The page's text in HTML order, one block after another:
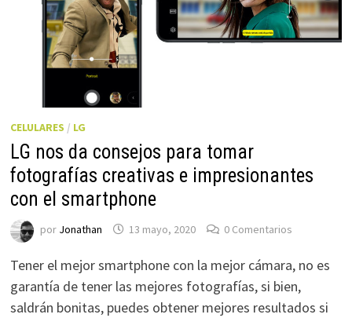
CELULARES / LG
LG nos da consejos para tomar
fotografías creativas e impresionantes
con el smartphone
por Jonathan 13 mayo, 2020 0 Comentarios
Tener el mejor smartphone con la mejor cámara, no es
garantía de tener las mejores fotografías, si bien,
saldrán bonitas, puedes obtener mejores resultados si